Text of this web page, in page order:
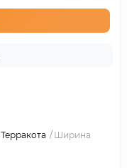
Терракота
Ширина